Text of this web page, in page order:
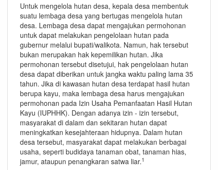
Untuk mengelola hutan desa, kepala desa membentuk
suatu lembaga desa yang bertugas mengelola hutan
desa. Lembaga desa dapat mengajukan permohonan
untuk dapat melakukan pengelolaan hutan pada
gubernur melalui bupati/walikota. Namun, hak tersebut
bukan merupakan hak kepemilikan hutan. Jika
permohonan tersebut disetujui, hak pengelolaan hutan
desa dapat diberikan untuk jangka waktu paling lama 35
tahun. Jika di kawasan hutan desa terdapat hasil hutan
berupa kayu, maka lembaga desa harus mengajukan
permohonan pada Izin Usaha Pemanfaatan Hasil Hutan
Kayu (IUPHHK). Dengan adanya izin - izin tersebut,
masyarakat di dalam dan sekitaran hutan dapat
meningkatkan kesejahteraan hidupnya. Dalam hutan
desa tersebut, masyarakat dapat melakukan berbagai
usaha, seperti budidaya tanaman obat, tanaman hias,
jamur, ataupun penangkaran satwa liar.1